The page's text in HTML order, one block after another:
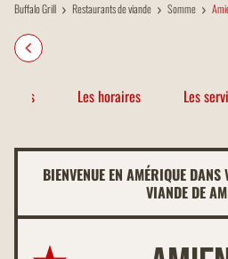
Buffalo Grill Restaurants de viande Somme
Les horaires Les
BIENVENUE EN AMÉRIQUE DANS
VIANDE DE